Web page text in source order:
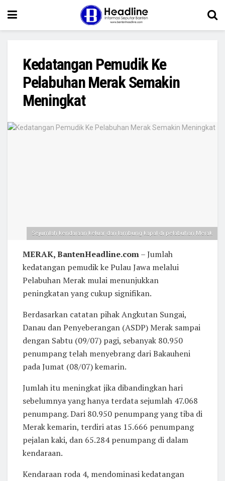
Kedatangan Pemudik Ke
Pelabuhan Merak Semakin
Meningkat
Sejumlah kendaraan keluar dari lambung kapal di pelabuhan Merak
MERAK, BantenHeadline.com– Jumlah
kedatangan pemudik ke Pulau Jawa melalui
Pelabuhan Merak mulai menunjukkan
peningkatan yang cukup signifikan.
Berdasarkan catatan pihak Angkutan Sungai,
Danau dan Penyeberangan (ASDP) Merak sampai
dengan Sabtu (09/07) pagi, sebanyak 80.950
penumpang telah menyebrang dari Bakauheni
pada Jumat (08/07) kemarin.
Jumlah itu meningkat jika dibandingkan hari
sebelumnya yang hanya terdata sejumlah 47.068
penumpang. Dari 80.950 penumpang yang tiba di
Merak kemarin, terdiri atas 15.666 penumpang
pejalan kaki, dan 65.284 penumpang di dalam
kendaraan.
Kendaraan roda 4, mendominasi kedatangan